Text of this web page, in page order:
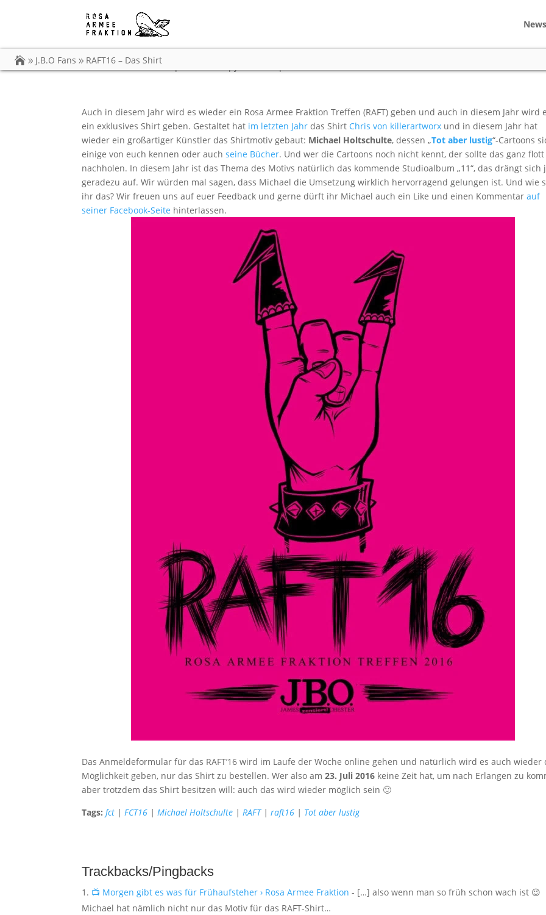
News
J.B.O Fans RAFT16 – Das Shirt
RAFT16 – Das Shirt
von Carsten Dobschat
Auch in diesem Jahr wird es wieder ein Rosa Armee Fraktion Treffen (RAFT) geben und auch in diesem Jahr wird
ein exklusives Shirt geben. Gestaltet hat im letzten Jahr das Shirt Chris von killerartworx und in diesem Jahr hat
wieder ein großartiger Künstler das Shirtmotiv gebaut: Michael Holtschulte, dessen „Tot aber lustig“-Cartoons
einige von euch kennen oder auchseine Bücher. Und wer die Cartoons noch nicht kennt, der sollte das ganz flott
nachholen. In diesem Jahr ist das Thema des Motivs natürlich das kommende Studioalbum „11“, das drängt sich
geradezu auf. Wir würden mal sagen, dass Michael die Umsetzung wirklich hervorragend gelungen ist. Und wie
ihr das? Wir freuen uns auf euer Feedback und gerne dürft ihr Michael auch ein Like und einen Kommentarauf
seiner Facebook-Seite hinterlassen.
Das Anmeldeformular für das RAFT’16 wird im Laufe der Woche online gehen und natürlich wird es auch wieder
Möglichkeit geben, nur das Shirt zu bestellen. Wer also am23. Juli 2016 keine Zeit hat, um nach Erlangen zu
aber trotzdem das Shirt besitzen will: auch das wird wieder möglich sein 🙂
Tags: fct |FCT16 |Michael Holtschulte |RAFT|raft16 | Tot aber lustig
Trackbacks/Pingbacks
📺 Morgen gibt es was für Frühaufsteher › Rosa Armee Fraktion - […] also wenn man so früh schon wach ist 😉
Michael hat nämlich nicht nur das Motiv für das RAFT-Shirt…